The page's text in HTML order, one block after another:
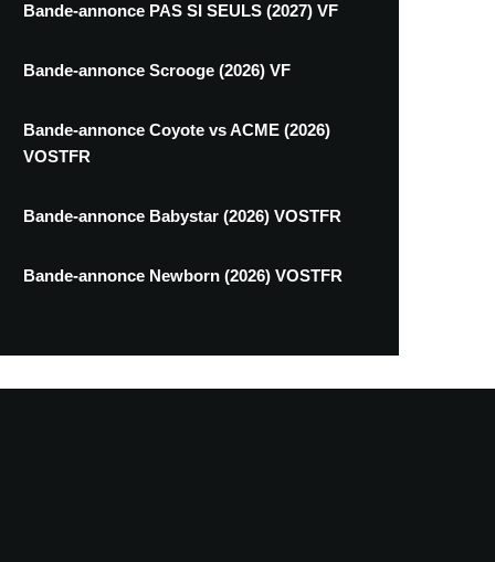
Bande-annonce PAS SI SEULS (2027) VF
Bande-annonce Scrooge (2026) VF
Bande-annonce Coyote vs ACME (2026)
VOSTFR
Bande-annonce Babystar (2026) VOSTFR
Bande-annonce Newborn (2026) VOSTFR